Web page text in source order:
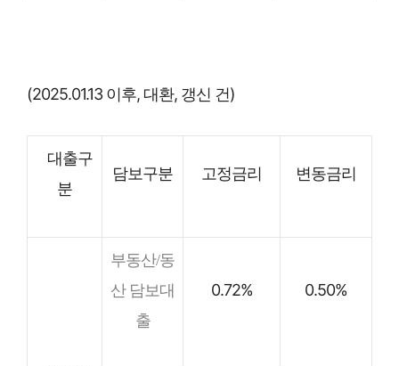
(2025.01.13 이후, 대환, 갱신 건)
대출구
분
담보구분 고정금리 변동금리
부동산/동
산 담보대
출
0.72% 0.50%